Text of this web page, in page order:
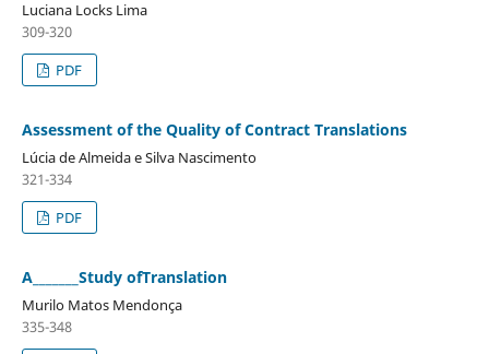
Luciana Locks Lima
309-320
PDF
Assessment of the Quality of Contract Translations
Lúcia de Almeida e Silva Nascimento
321-334
PDF
A_______Study ofTranslation
Murilo Matos Mendonça
335-348